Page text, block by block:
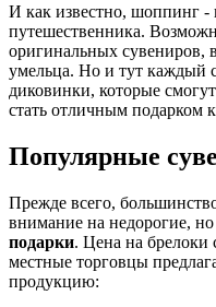
И как известно, шоппинг -
путешественника.
оригинальных сувениров,
умельца. Но и тут каждый
диковинки, которые
стать отличным подарком
Популярные
Прежде всего,
внимание на недорогие,
подарки. Цена на брелоки
местные торговцы
продукцию: